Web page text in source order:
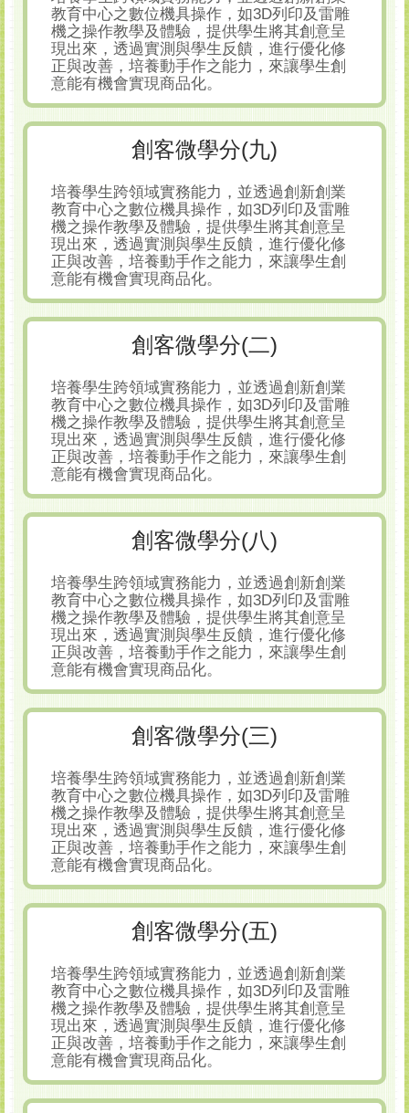
教育中心之數位機具操作，如3D列印及雷雕
機之操作教學及體驗，提供學生將其創意呈
現出來，透過實測與學生反饋，進行優化修
正與改善，培養動手作之能力，來讓學生創
意能有機會實現商品化。
創客微學分(九)
培養學生跨領域實務能力，並透過創新創業
教育中心之數位機具操作，如3D列印及雷雕
機之操作教學及體驗，提供學生將其創意呈
現出來，透過實測與學生反饋，進行優化修
正與改善，培養動手作之能力，來讓學生創
意能有機會實現商品化。
創客微學分(二)
培養學生跨領域實務能力，並透過創新創業
教育中心之數位機具操作，如3D列印及雷雕
機之操作教學及體驗，提供學生將其創意呈
現出來，透過實測與學生反饋，進行優化修
正與改善，培養動手作之能力，來讓學生創
意能有機會實現商品化。
創客微學分(八)
培養學生跨領域實務能力，並透過創新創業
教育中心之數位機具操作，如3D列印及雷雕
機之操作教學及體驗，提供學生將其創意呈
現出來，透過實測與學生反饋，進行優化修
正與改善，培養動手作之能力，來讓學生創
意能有機會實現商品化。
創客微學分(三)
培養學生跨領域實務能力，並透過創新創業
教育中心之數位機具操作，如3D列印及雷雕
機之操作教學及體驗，提供學生將其創意呈
現出來，透過實測與學生反饋，進行優化修
正與改善，培養動手作之能力，來讓學生創
意能有機會實現商品化。
創客微學分(五)
培養學生跨領域實務能力，並透過創新創業
教育中心之數位機具操作，如3D列印及雷雕
機之操作教學及體驗，提供學生將其創意呈
現出來，透過實測與學生反饋，進行優化修
正與改善，培養動手作之能力，來讓學生創
意能有機會實現商品化。